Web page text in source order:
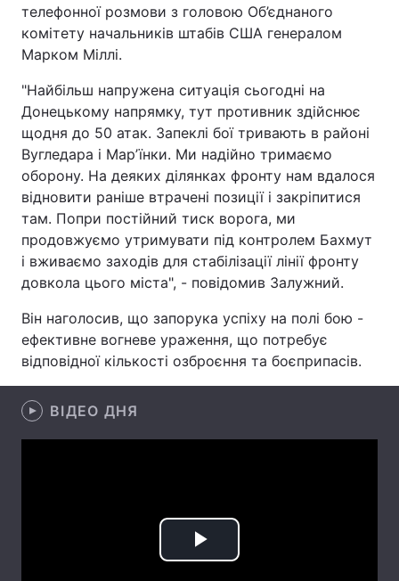
Техно і зв'язок Лайт
Зброя
Здоров'я Туризм
Цікавинки Погода
Екологія Регіони
Лонгріди
Відео з Youtube Статті
Архів Вакансії
Послуги
телефонної розмови з головою Об’єднаного
комітету начальників штабів США генералом
Марком Міллі.
"Найбільш напружена ситуація сьогодні на
Донецькому напрямку, тут противник здійснює
щодня до 50 атак. Запеклі бої тривають в районі
Вугледара і Марʼїнки. Ми надійно тримаємо
оборону. На деяких ділянках фронту нам вдалося
відновити раніше втрачені позиції і закріпитися
там. Попри постійний тиск ворога, ми
продовжуємо утримувати під контролем Бахмут
і вживаємо заходів для стабілізації лінії фронту
довкола цього міста", - повідомив Залужний.
Він наголосив, що запорука успіху на полі бою -
ефективне вогневе ураження, що потребує
відповідної кількості озброєння та боєприпасів.
ВІДЕО ДНЯ
Play